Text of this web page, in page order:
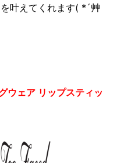
叶えてくれます( *´艸
ウェア リップスティッ